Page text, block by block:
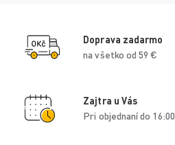
Doprava zadarmo
na všetko od 59 €
Zajtra u Vás
Pri objednaní do 16:00